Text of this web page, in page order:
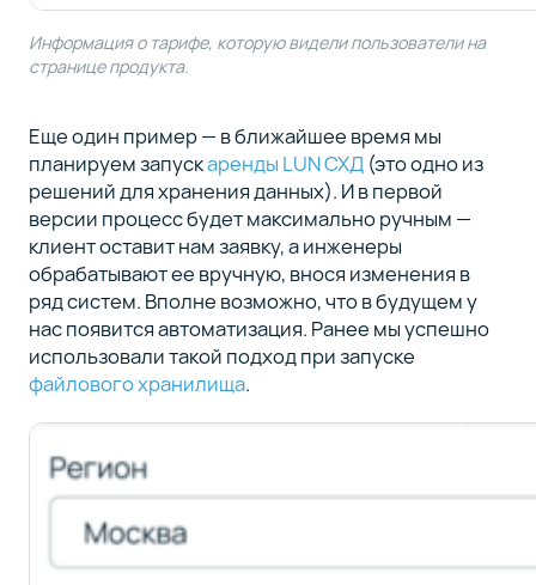
Информация о тарифе, которую видели пользователи на
странице продукта.
Еще один пример — в ближайшее время мы
планируем запускаренды LUN СХД (это одно из
решений для хранения данных). И в первой
версии процесс будет максимально ручным —
клиент оставит нам заявку, а инженеры
обрабатывают ее вручную, внося изменения в
ряд систем. Вполне возможно, что в будущем у
нас появится автоматизация. Ранее мы успешно
использовали такой подход при запуске
файлового хранилища.